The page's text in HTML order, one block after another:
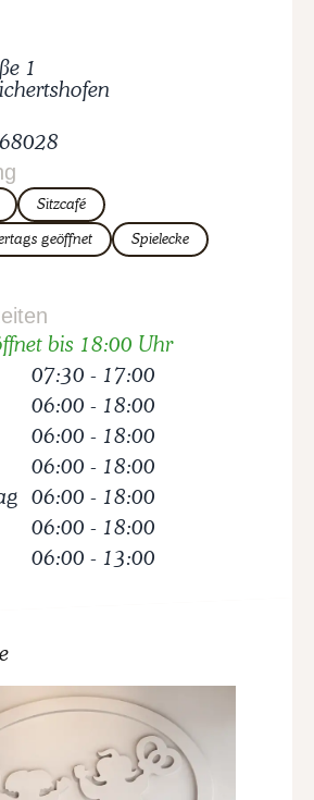
1
Sitzcafé
geöffnet
Spielecke
bis 18:00 Uhr
07:30 - 17:00
06:00 - 18:00
06:00 - 18:00
06:00 - 18:00
06:00 - 18:00
06:00 - 18:00
06:00 - 13:00